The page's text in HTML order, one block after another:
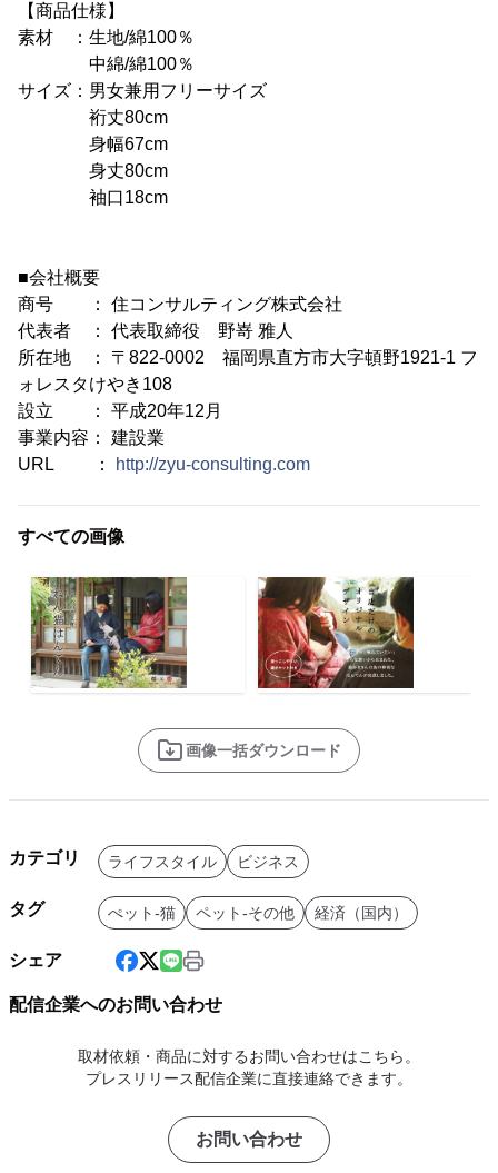
【商品仕様】
素材 ：生地/綿100％
中綿/綿100％
サイズ：男女兼用フリーサイズ
裄丈80cm
身幅67cm
身丈80cm
袖口18cm
■会社概要
商号 ： 住コンサルティング株式会社
代表者 ： 代表取締役 野嵜 雅人
所在地 ： 〒822-0002 福岡県直方市大字頓野1921-1 フ
ォレスタけやき108
設立 ： 平成20年12月
事業内容： 建設業
URL ：
http://zyu-consulting.com
すべての画像
画像一括ダウンロード
カテゴリ ライフスタイル ビジネス
タグ ぺット-猫 ペット-その他 経済（国内）
シェア
配信企業へのお問い合わせ
取材依頼・商品に対するお問い合わせはこちら。
プレスリリース配信企業に直接連絡できます。
お問い合わせ